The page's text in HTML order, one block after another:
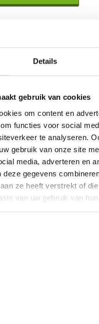
Details
gebruik van cookies
om content en
functies voor social
te analyseren.
gebruik van onze site
media, adverteren en
deze gegevens
ze heeft verstrekt of
van uw gebruik van hun
en 17:30 uur.
95